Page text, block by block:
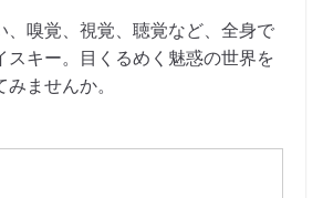
、嗅覚、視覚、聴覚など、全身で
スキー。目くるめく魅惑の世界を
ませんか。